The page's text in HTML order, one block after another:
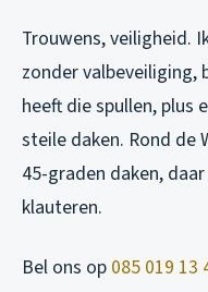
Trouwens, veiligheid.
zonder valbeveiliging,
heeft die spullen, plus
steile daken. Rond de
45-graden daken,
klauteren.
Bel ons op 085 019 13